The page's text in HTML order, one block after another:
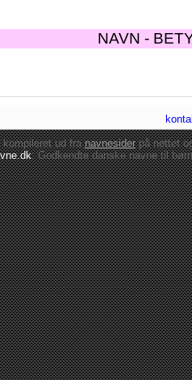
NAVN -
kompileret ud franavnesiderpå nettet
: Godkendte danskenavne til børn